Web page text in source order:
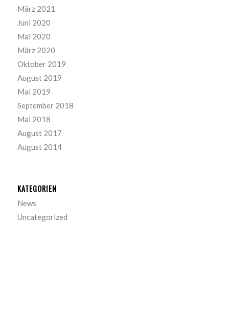
März 2021
Juni 2020
Mai 2020
März 2020
Oktober 2019
August 2019
Mai 2019
September 2018
Mai 2018
August 2017
August 2014
KATEGORIEN
News
Uncategorized